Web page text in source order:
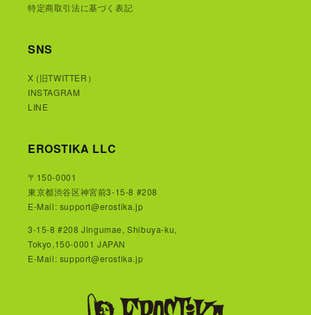
特定商取引法に基づく表記
SNS
X (旧TWITTER）
INSTAGRAM
LINE
EROSTIKA LLC
〒150-0001
東京都渋谷区神宮前3-15-8 #208
E-Mail: support@erostika.jp
3-15-8 #208 Jingumae, Shibuya-ku,
Tokyo,150-0001 JAPAN
E-Mail: support@erostika.jp